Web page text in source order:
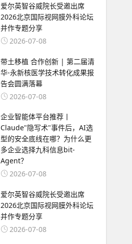
爱尔英智谷威院长受邀出席
2026北京国际视网膜外科论坛
并作专题分享
2026-07-08
带土移植 合作创新 | 第二届清
华-永新核医学技术转化成果报
告会圆满落幕
2026-07-08
企业智能体平台推荐丨
Claude"隐写术"事件后，AI选
型的安全底线在哪？为什么更
多企业选择九科信息bit-
Agent？
2026-07-08
爱尔英智谷威院长受邀出席
2026北京国际视网膜外科论坛
并作专题分享
2026-07-08